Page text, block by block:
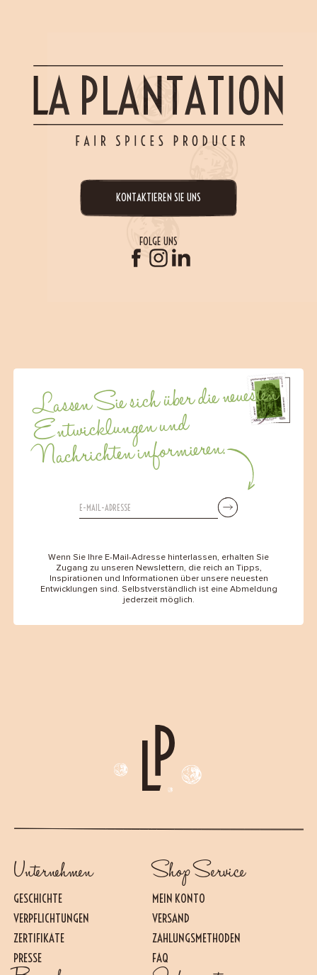
KONTAKTIEREN SIE UNS
FOLGE UNS
Lassen Sie sich über die neuesten
Entwicklungen und
Nachrichten informieren.
Wenn Sie Ihre E-Mail-Adresse hinterlassen, erhalten Sie
Zugang zu unseren Newslettern, die reich an Tipps,
Inspirationen und Informationen über unsere neuesten
Entwicklungen sind. Selbstverständlich ist eine Abmeldung
jederzeit möglich.
Unternehmen
GESCHICHTE
VERPFLICHTUNGEN
ZERTIFIKATE
PRESSE
Shop Service
MEIN KONTO
VERSAND
ZAHLUNGSMETHODEN
FAQ
Essential